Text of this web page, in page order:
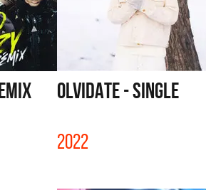
OLVIDATE - SINGLE
2022